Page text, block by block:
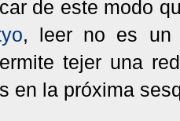
de este modo
, leer no es un
tejer una
en la próxima